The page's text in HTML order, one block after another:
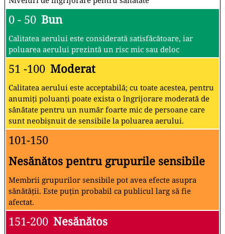
0 - 50 Bun
Calitatea aerului este considerată satisfăcătoare, iar
poluarea aerului prezintă un risc mic sau deloc
51 -100 Moderat
Calitatea aerului este acceptabilă; cu toate acestea, pentru
anumiți poluanți poate exista o îngrijorare moderată de
sănătate pentru un număr foarte mic de persoane care
sunt neobișnuit de sensibile la poluarea aerului.
101-150
Nesănătos pentru grupurile sensibile
Membrii grupurilor sensibile pot avea efecte asupra
sănătății. Este puțin probabil ca publicul larg să fie
afectat.
151-200 Nesănătos